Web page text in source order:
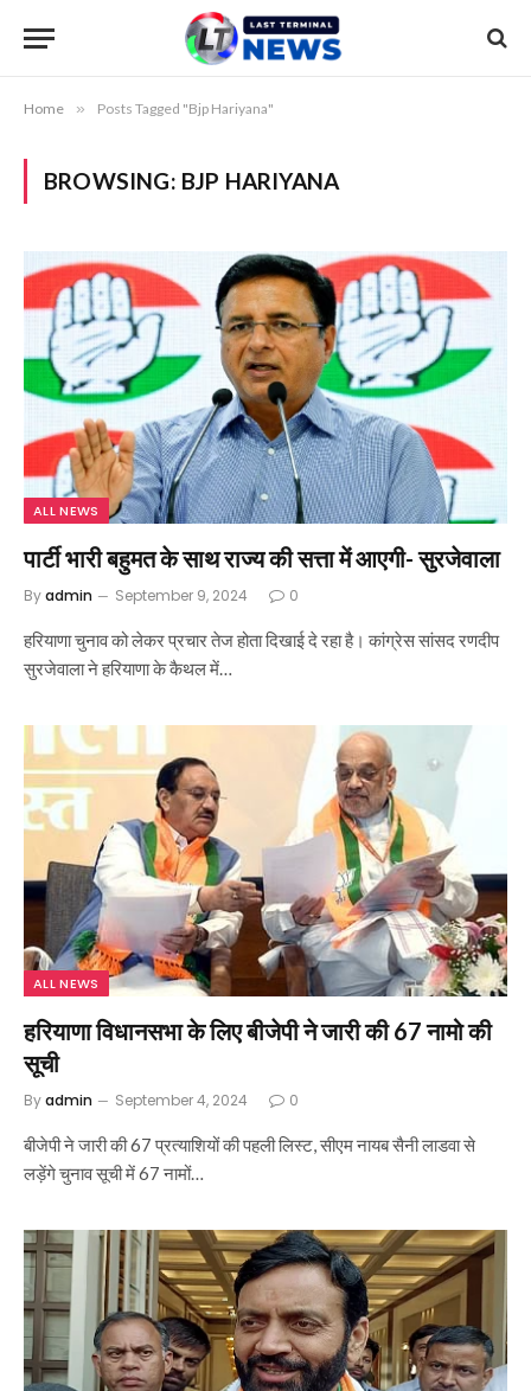
Home » Posts Tagged "Bjp Hariyana"
BROWSING: BJP HARIYANA
ALL NEWS
पार्टी भारी बहुमत के साथ राज्य की सत्ता में आएगी- सुरजेवाला
Byadmin September 9, 2024 0
हरियाणा चुनाव को लेकर प्रचार तेज होता दिखाई दे रहा है। कांग्रेस सांसद रणदीप
सुरजेवाला ने हरियाणा के कैथल में…
ALL NEWS
हरियाणा विधानसभा के लिए बीजेपी ने जारी की 67 नामो की
सूची
Byadmin September 4, 2024 0
बीजेपी ने जारी की 67 प्रत्याशियों की पहली लिस्ट, सीएम नायब सैनी लाडवा से
लड़ेंगे चुनाव सूची में 67 नामों…